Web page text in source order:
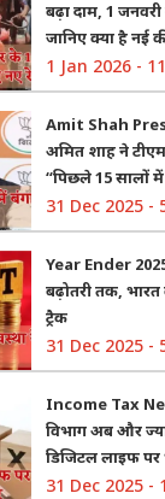
बढ़ा दाम, 1
जानिए क्या है नई
1 Jan 2026 -
Amit Shah
अमित शाह ने
“पिछले 15 सालों
31 Dec 2025 -
Year Ender
बढ़ोतरी तक,
ट्रैक
31 Dec 2025 -
Income Tax
विभाग अब और
डिजिटल लाइफ पर
31 Dec 2025 -